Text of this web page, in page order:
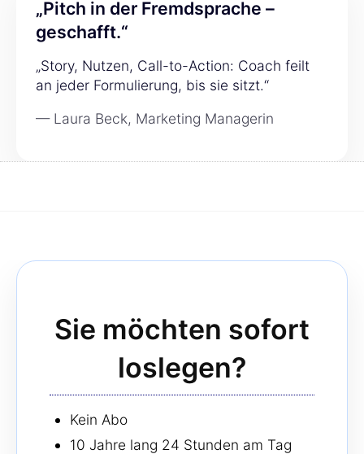
„Pitch in der Fremdsprache –
geschafft.“
„Story, Nutzen, Call-to-Action: Coach feilt
an jeder Formulierung, bis sie sitzt.“
— Laura Beck, Marketing Managerin
Sie möchten sofort
loslegen?
Kein Abo
10 Jahre lang 24 Stunden am Tag